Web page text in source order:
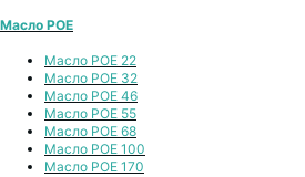
Масло POE
Масло POE 22
Масло POE 32
Масло POE 46
Масло POE 55
Масло POE 68
Масло POE 100
Масло POE 170